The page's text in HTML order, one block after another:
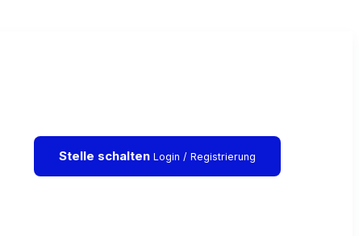
Stelle schalten Login / Registrierung